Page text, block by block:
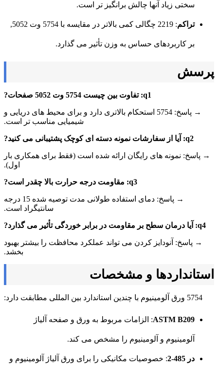
سختی زیاد آنها چالش برانگیز تر است.
تراکم : 2219 چگالی کمی بالاتر در مقایسه با 5754 وت 5052,
بر کاربردهای حساس به وزن تأثیر می گذارد.
پرسش
q1: تفاوت بین چیست 5754 وت 5052 صفحات?
→ پاسخ: 5754 استحکام بالاتری دارد و برای محیط های دریایی و
شیمیایی مناسب تر است.
q2: آیا از سفارشات نمونه دسته ای کوچک پشتیبانی می کنید?
→ پاسخ: نمونه های رایگان ارائه شده است (فقط برای همکاری بار
اول).
q3: مقاومت درجه حرارت بالا چقدر است?
→ پاسخ: دمای استفاده طولانی مدت توصیه شده 15 درجه
سانتیگراد است.
q4: آیا درمان سطح بر مقاومت در برابر خوردگی تأثیر می گذارد?
→ پاسخ: آنودایز کردن می تواند عملکرد محافظت را بیشتر بهبود
بخشد.
استانداردها و مشخصات
5754 ورق آلومینیوم با چندین استاندارد بین المللی مطابقت دارد:
ASTM B209: الزامات مربوط به ورق و صفحه آلیاژ
آلومینیوم و آلومینیوم را مشخص می کند.
در 485-2 : خصوصیات مکانیکی را برای ورق آلیاژ آلومینیوم و